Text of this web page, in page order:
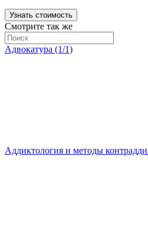
Узнать стоимость
Смотрите так же
Адвокатура (1/1)
Аддиктология и методы